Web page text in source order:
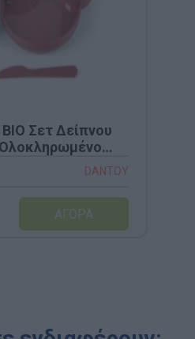
Σετ Δείπνου
6 Τεμαχίων
Bio-Plastic
DANTOY